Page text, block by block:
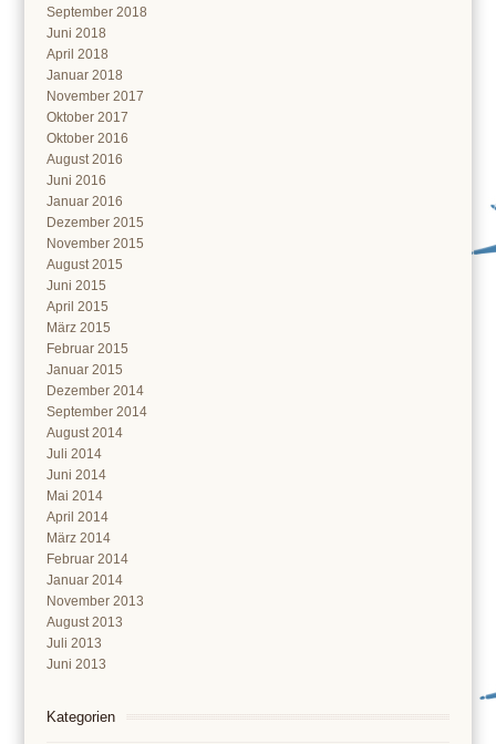
September 2018
Juni 2018
April 2018
Januar 2018
November 2017
Oktober 2017
Oktober 2016
August 2016
Juni 2016
Januar 2016
Dezember 2015
November 2015
August 2015
Juni 2015
April 2015
März 2015
Februar 2015
Januar 2015
Dezember 2014
September 2014
August 2014
Juli 2014
Juni 2014
Mai 2014
April 2014
März 2014
Februar 2014
Januar 2014
November 2013
August 2013
Juli 2013
Juni 2013
Kategorien